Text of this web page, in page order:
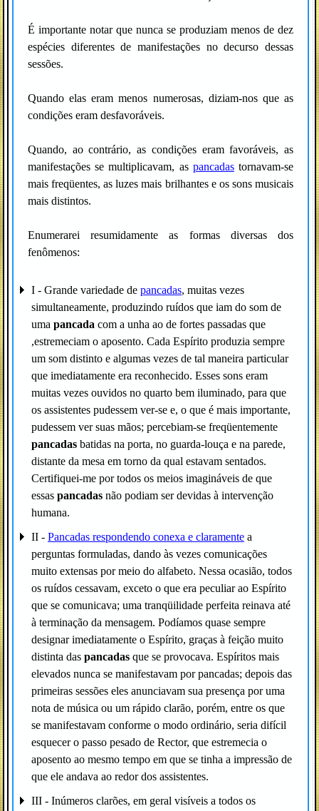
É importante notar que nunca se produziam menos de dez
espécies diferentes de manifestações no decurso dessas
sessões.
Quando elas eram menos numerosas, diziam-nos que as
condições eram desfavoráveis.
Quando, ao contrário, as condições eram favoráveis, as
manifestações se multiplicavam, as pancadastornavam-se
mais freqüentes, as luzes mais brilhantes e os sons musicais
mais distintos.
Enumerarei resumidamente as formas diversas dos
fenômenos:
I - Grande variedade de pancadas, muitas vezes
simultaneamente, produzindo ruídos que iam do som de
uma pancada com a unha ao de fortes passadas que
,estremeciam o aposento. Cada Espírito produzia sempre
um som distinto e algumas vezes de tal maneira particular
que imediatamente era reconhecido. Esses sons eram
muitas vezes ouvidos no quarto bem iluminado, para que
os assistentes pudessem ver-se e, o que é mais importante,
pudessem ver suas mãos; percebiam-se freqüentemente
pancadas batidas na porta, no guarda-louça e na parede,
distante da mesa em torno da qual estavam sentados.
Certifiquei-me por todos os meios imagináveis de que
essas pancadas não podiam ser devidas à intervenção
humana.
II - Pancadas respondendo conexa e claramente a
perguntas formuladas, dando às vezes comunicações
muito extensas por meio do alfabeto. Nessa ocasião, todos
os ruídos cessavam, exceto o que era peculiar ao Espírito
que se comunicava; uma tranqüilidade perfeita reinava até
à terminação da mensagem. Podíamos quase sempre
designar imediatamente o Espírito, graças à feição muito
distinta das pancadas que se provocava. Espíritos mais
elevados nunca se manifestavam por pancadas; depois das
primeiras sessões eles anunciavam sua presença por uma
nota de música ou um rápido clarão, porém, entre os que
se manifestavam conforme o modo ordinário, seria difícil
esquecer o passo pesado de Rector, que estremecia o
aposento ao mesmo tempo em que se tinha a impressão de
que ele andava ao redor dos assistentes.
III - Inúmeros clarões, em geral visíveis a todos os